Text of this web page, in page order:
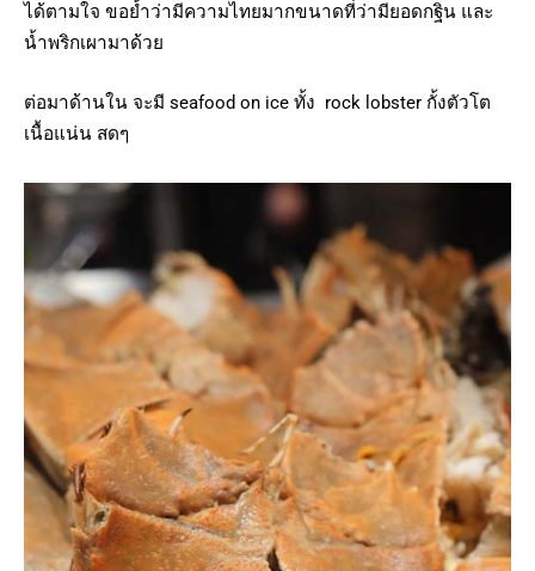
ได้ตามใจ ขอย้ำว่ามีความไทยมากขนาดที่ว่ามียอดกฐิน และ
น้ำพริกเผามาด้วย
ต่อมาด้านใน จะมี seafood on ice ทั้ง rock lobster กั้งตัวโต
เนื้อแน่น สดๆ